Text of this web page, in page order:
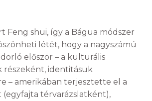
Feng shui, így a Bágua módszer
létét, hogy a nagyszámú
először – a kulturális
részeként, identitásuk
– amerikában terjesztette el a
(egyfajta térvarázslatként),